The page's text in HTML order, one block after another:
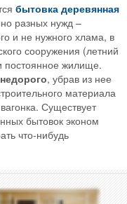
бытовка деревянная
разных нужд –
и не нужного хлама, в
сооружения (летний
постоянное жилище.
, убрав из нее
материала
Существует
бытовок эконом
что-нибудь